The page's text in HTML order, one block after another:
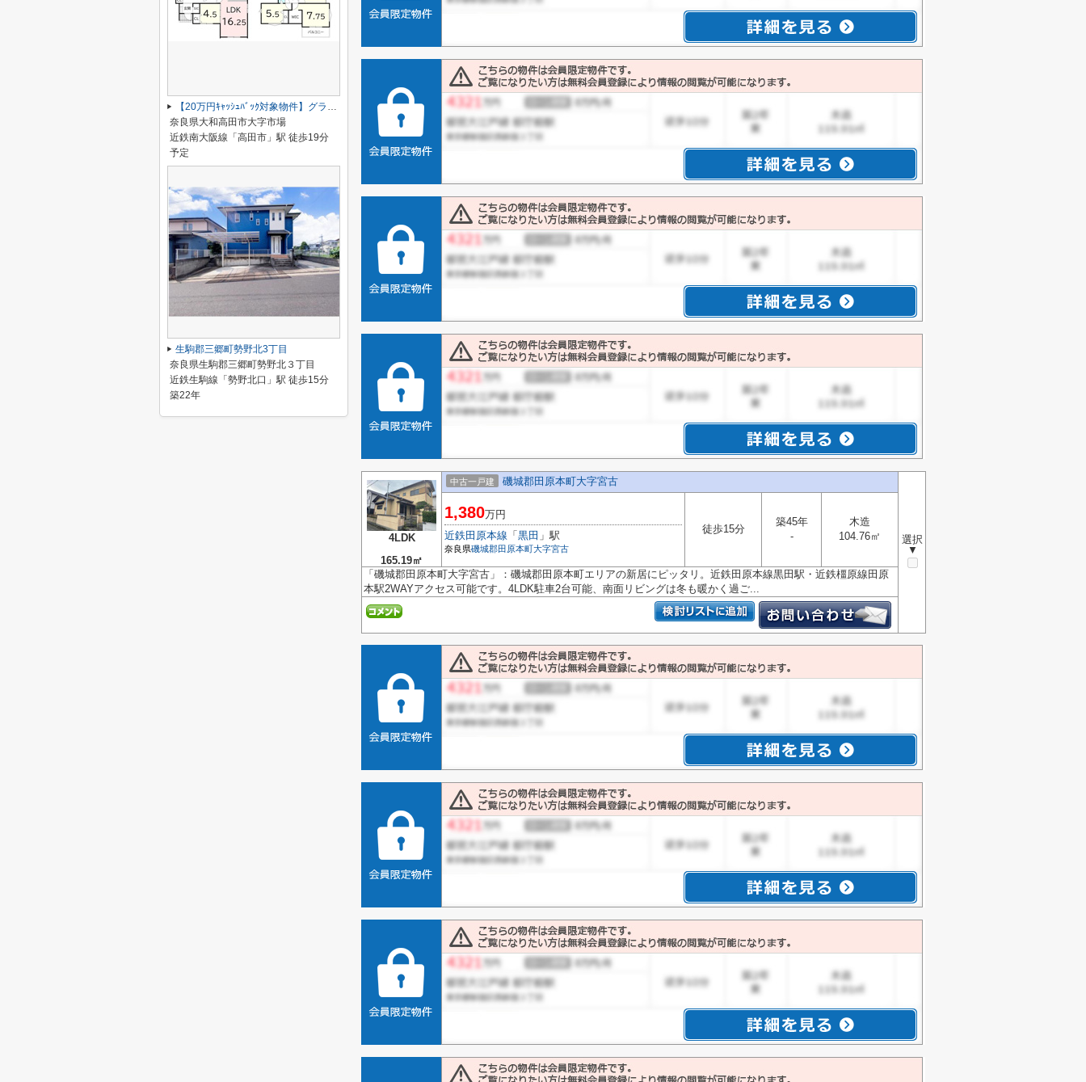
4LDK
165.19㎡
中古一戸建 磯城郡田原本町大字宮古
選択
▼
1,380万円
近鉄田原本線 「 黒田 」駅
奈良県磯城郡田原本町大字宮古
徒歩15分
築45年
-
木造
104.76㎡
「磯城郡田原本町大字宮古」：磯城郡田原本町エリアの新居にピッタリ。近鉄田原本線黒田駅・近鉄橿原線田原
本駅2WAYアクセス可能です。4LDK駐車2台可能、南面リビングは冬も暖かく過ご...
【20万円ｷｬｯｼｭﾊﾞｯｸ対象物件】グラファーレ大和高田市市場5期 全6棟 1号棟
奈良県大和高田市大字市場
近鉄南大阪線「高田市」駅 徒歩19分
予定
生駒郡三郷町勢野北3丁目
奈良県生駒郡三郷町勢野北３丁目
近鉄生駒線「勢野北口」駅 徒歩15分
築22年